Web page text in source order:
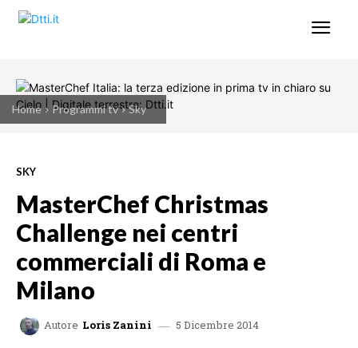
Home Programmi tv Sky
SKY
MasterChef Christmas
Challenge nei centri
commerciali di Roma e
Milano
Autore Loris Zanini 5 Dicembre 2014